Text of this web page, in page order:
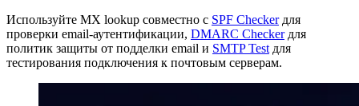
Используйте MX lookup совместно с SPF Checkerдля
проверки email-аутентификации, DMARC Checkerдля
политик защиты от подделки email и SMTP Test для
тестирования подключения к почтовым серверам.